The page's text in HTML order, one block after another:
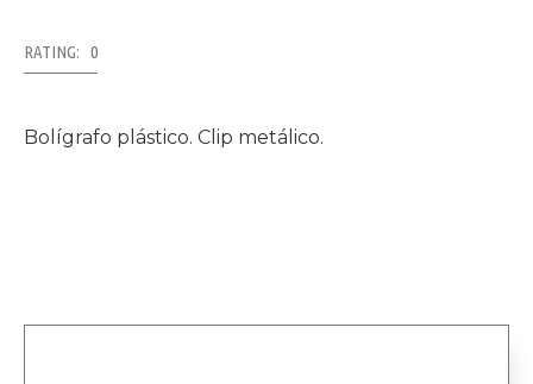
RATING: 0
Bolígrafo plástico. Clip metálico.